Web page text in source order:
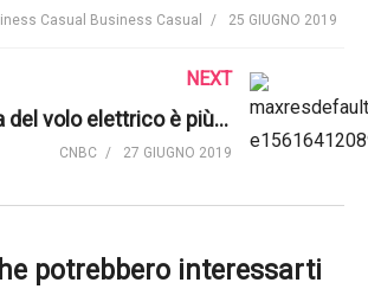
Casual Business Casual 25 GIUGNO 2019
NEXT
Trasporto. L’era del volo elettrico è più vicina di quanto pensiate | CNBC International
CNBC 27 GIUGNO 2019
potrebbero interessarti